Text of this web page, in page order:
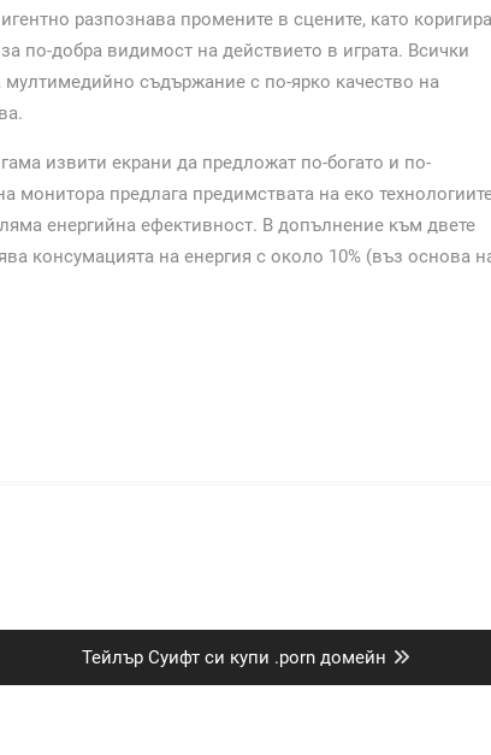
разпознава промените в сцените, като коригира
по-добра видимост на действието в играта. Всички
мултимедийно съдържание с по-ярко качество на
извити екрани да предложат по-богато и по-
предлага предимствата на еко
енергийна ефективност. В допълнение към двете
консумацията на енергия с около 10% (въз основа
Next
post:
Тейлър Суифт си купи .porn домейн